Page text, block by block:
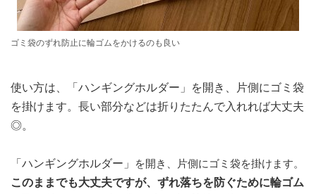
ゴミ袋のずれ防止に輪ゴムをかけるのも良い
使い方は、「ハンギングホルダー」を開き、片側にゴミ袋
を掛けます。長い部分などは折りたたんで入れれば大丈夫
◎。
「ハンギングホルダー」 を開き、片側にゴミ袋を掛けます。
このままでも大丈夫ですが、ずれ落ちを防ぐために輪ゴム